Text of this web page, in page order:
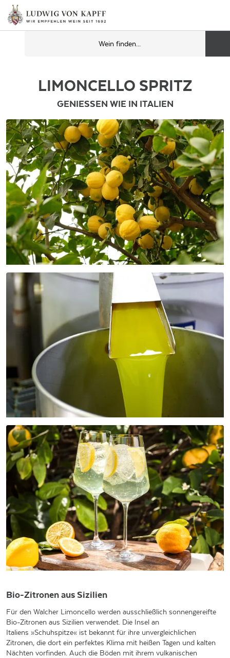
LIMONCELLO SPRITZ
GENIESSEN WIE IN ITALIEN
Bio-Zitronen aus Sizilien
Für den Walcher Limoncello werden ausschließlich sonnengereifte
Bio-Zitronen aus Sizilien verwendet. Die Insel an
Italiens »Schuhspitze« ist bekannt für ihre unvergleichlichen
Zitronen, die dort ein perfektes Klima mit heißen Tagen und kalten
Nächten vorfinden. Auch die Böden mit ihrem vulkanischen